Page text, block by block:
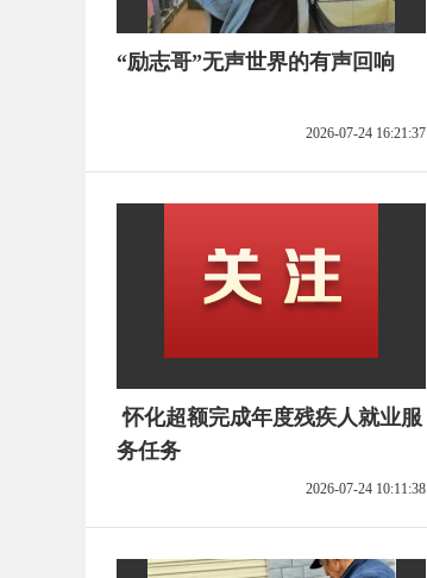
“励志哥”无声世界的有声回响
2026-07-24 16:21:37
怀化超额完成年度残疾人就业服
务任务
2026-07-24 10:11:38